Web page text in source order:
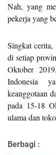
Nah, yang
pekerja yang
Singkat
di setiap
Oktober
Indonesia
keanggotaan
pada 15-18
ulama dan
Berbagi :